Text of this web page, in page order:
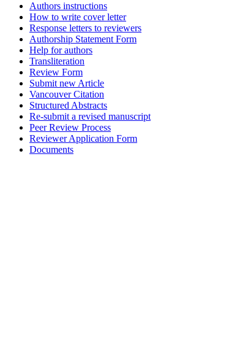
Authors instructions
How to write cover letter
Response letters to reviewers
Authorship Statement Form
Help for authors
Transliteration
Review Form
Submit new Article
Vancouver Citation
Structured Abstracts
Re-submit a revised manuscript
Peer Review Process
Reviewer Application Form
Documents